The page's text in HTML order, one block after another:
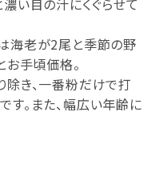
い目の汁にくぐらせて
海老が2尾と季節の野
手頃価格。
き、一番粉だけで打
。また、幅広い年齢に